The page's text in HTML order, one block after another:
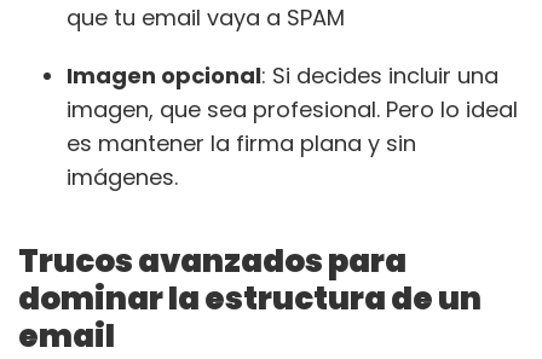
que tu email vaya a SPAM
Imagen opcional: Si decides incluir una
imagen, que sea profesional. Pero lo ideal
es mantener la firma plana y sin
imágenes.
Trucos avanzados para
dominar la estructura de un
email